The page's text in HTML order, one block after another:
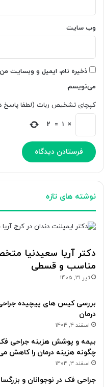
وب‌ سایت
ذخیره نام، ایمیل و وبسایت
می‌نویسم.
کپچای تشخیص ربات (لطفا پاسخ
×
1
=
2
نوشته های تازه
دکتر آریا سعیدنیا
مناسب و قسطی
تیر 31, 1405
بررسی کیس های پیچیده
درمان
اسفند 4, 1404
بیمه و پوشش هزینه جراحی
چگونه هزینه درمان را کاهش
اسفند 3, 1404
جراحی فک در نوجوانان و